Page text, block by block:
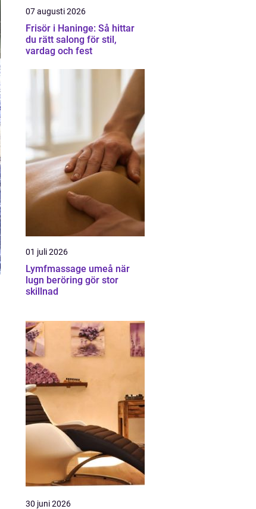
07 augusti 2026
Frisör i Haninge: Så hittar
du rätt salong för stil,
vardag och fest
01 juli 2026
Lymfmassage umeå när
lugn beröring gör stor
skillnad
30 juni 2026